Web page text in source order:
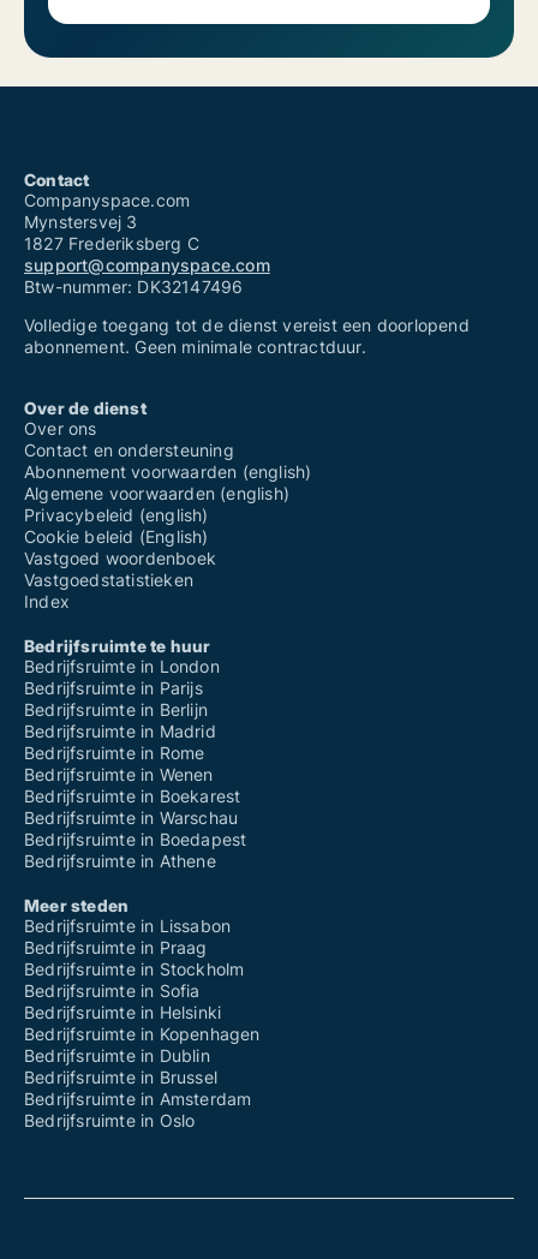
Contact
Companyspace.com
Mynstersvej 3
1827 Frederiksberg C
support@companyspace.com
Btw-nummer: DK32147496
Volledige toegang tot de dienst vereist een doorlopend
abonnement. Geen minimale contractduur.
Over de dienst
Over ons
Contact en ondersteuning
Abonnement voorwaarden (english)
Algemene voorwaarden (english)
Privacybeleid (english)
Cookie beleid (English)
Vastgoed woordenboek
Vastgoedstatistieken
Index
Bedrijfsruimte te huur
Bedrijfsruimte in London
Bedrijfsruimte in Parijs
Bedrijfsruimte in Berlijn
Bedrijfsruimte in Madrid
Bedrijfsruimte in Rome
Bedrijfsruimte in Wenen
Bedrijfsruimte in Boekarest
Bedrijfsruimte in Warschau
Bedrijfsruimte in Boedapest
Bedrijfsruimte in Athene
Meer steden
Bedrijfsruimte in Lissabon
Bedrijfsruimte in Praag
Bedrijfsruimte in Stockholm
Bedrijfsruimte in Sofia
Bedrijfsruimte in Helsinki
Bedrijfsruimte in Kopenhagen
Bedrijfsruimte in Dublin
Bedrijfsruimte in Brussel
Bedrijfsruimte in Amsterdam
Bedrijfsruimte in Oslo